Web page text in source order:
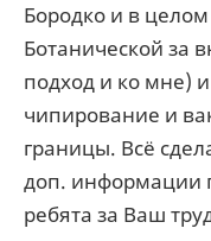
Бородко и в
Ботанической за
подход и ко мне)
чипирование и
границы. Всё
доп. информации
ребята за Ваш